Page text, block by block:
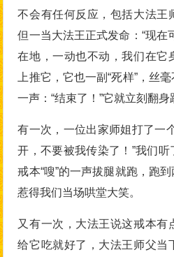
不会有任何反应，包括大法王
但一当大法王正式发命：“现在
在地，一动也不动，我们在它
上推它，它也一副“死样”，丝
一声：“结束了！”它就立刻翻身
有一次，一位出家师姐打了一
开，不要被我传染了！”我们
戒本“嗖”的一声拔腿就跑，跑
惹得我们当场哄堂大笑。
又有一次，大法王说这戒本有
给它吃就好了，大法王师父当